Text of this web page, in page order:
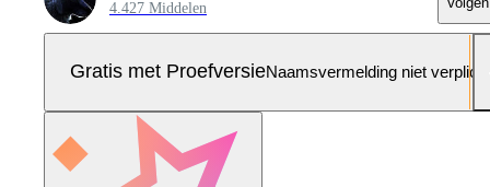
4.427 Middelen
Gratis met ProefversieNaamsvermelding niet verplicht